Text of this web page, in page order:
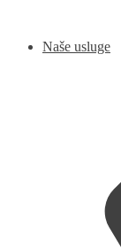
Naše usluge